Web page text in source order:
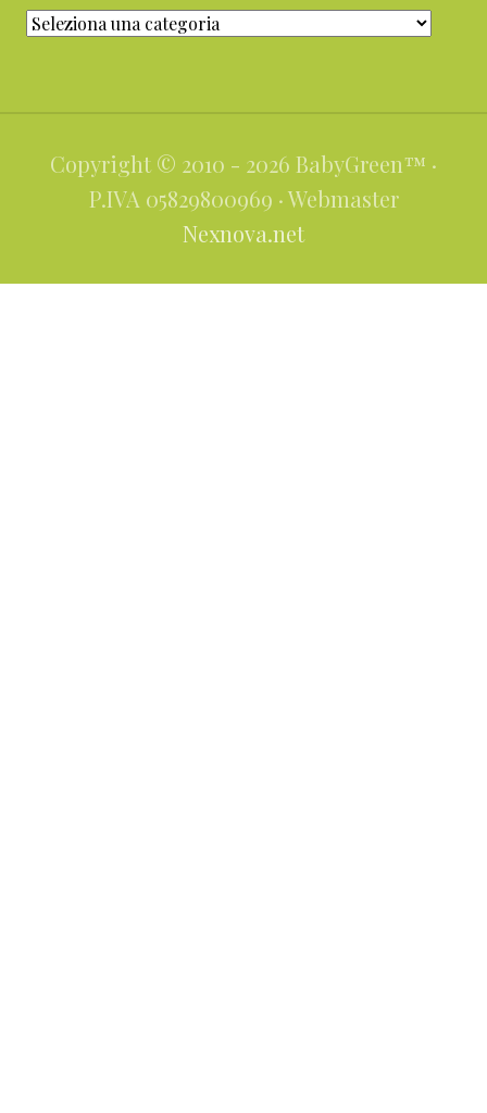
Categorie
Copyright © 2010 - 2026 BabyGreen™ ·
P.IVA 05829800969 · Webmaster
Nexnova.net